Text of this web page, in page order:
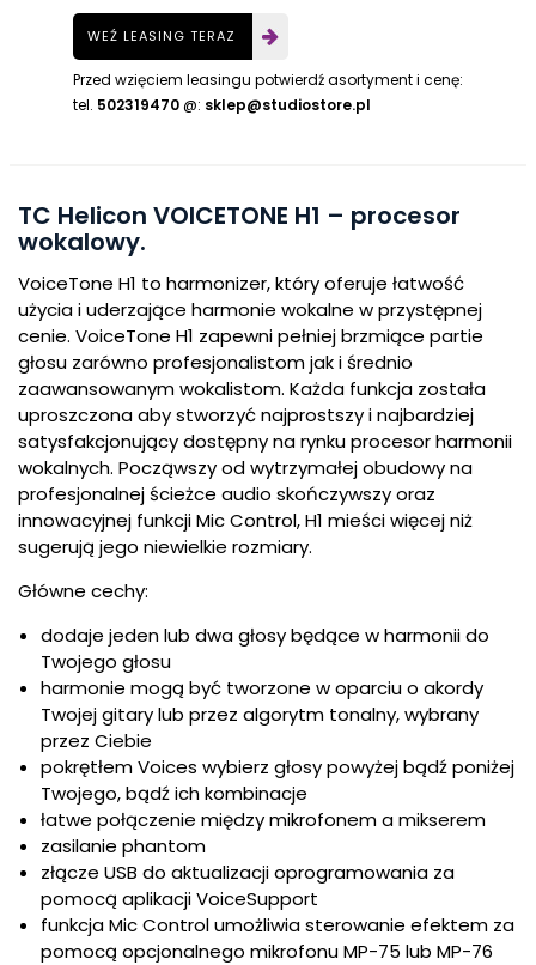
WEŹ LEASING TERAZ
Przed wzięciem leasingu potwierdź asortyment i cenę:
tel. 502319470 @: sklep@studiostore.pl
TC Helicon VOICETONE H1 – procesor
wokalowy.
VoiceTone H1 to harmonizer, który oferuje łatwość
użycia i uderzające harmonie wokalne w przystępnej
cenie. VoiceTone H1 zapewni pełniej brzmiące partie
głosu zarówno profesjonalistom jak i średnio
zaawansowanym wokalistom. Każda funkcja została
uproszczona aby stworzyć najprostszy i najbardziej
satysfakcjonujący dostępny na rynku procesor harmonii
wokalnych. Począwszy od wytrzymałej obudowy na
profesjonalnej ścieżce audio skończywszy oraz
innowacyjnej funkcji Mic Control, H1 mieści więcej niż
sugerują jego niewielkie rozmiary.
Główne cechy:
dodaje jeden lub dwa głosy będące w harmonii do
Twojego głosu
harmonie mogą być tworzone w oparciu o akordy
Twojej gitary lub przez algorytm tonalny, wybrany
przez Ciebie
pokrętłem Voices wybierz głosy powyżej bądź poniżej
Twojego, bądź ich kombinacje
łatwe połączenie między mikrofonem a mikserem
zasilanie phantom
złącze USB do aktualizacji oprogramowania za
pomocą aplikacji VoiceSupport
funkcja Mic Control umożliwia sterowanie efektem za
pomocą opcjonalnego mikrofonu MP-75 lub MP-76